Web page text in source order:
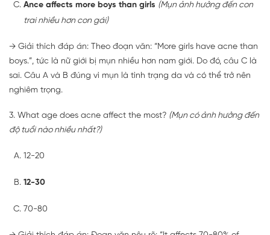
Ance affects more boys than girls (Mụn ảnh hưởng đến con
trai nhiều hơn con gái)
→ Giải thích đáp án: Theo đoạn văn: “More girls have acne than
boys.”, tức là nữ giới bị mụn nhiều hơn nam giới. Do đó, câu C là
sai. Câu A và B đúng vì mụn là tình trạng da và có thể trở nên
nghiêm trọng.
3. What age does acne affect the most? (Mụn có ảnh hưởng đến
độ tuổi nào nhiều nhất?)
12-20
12-30
70-80